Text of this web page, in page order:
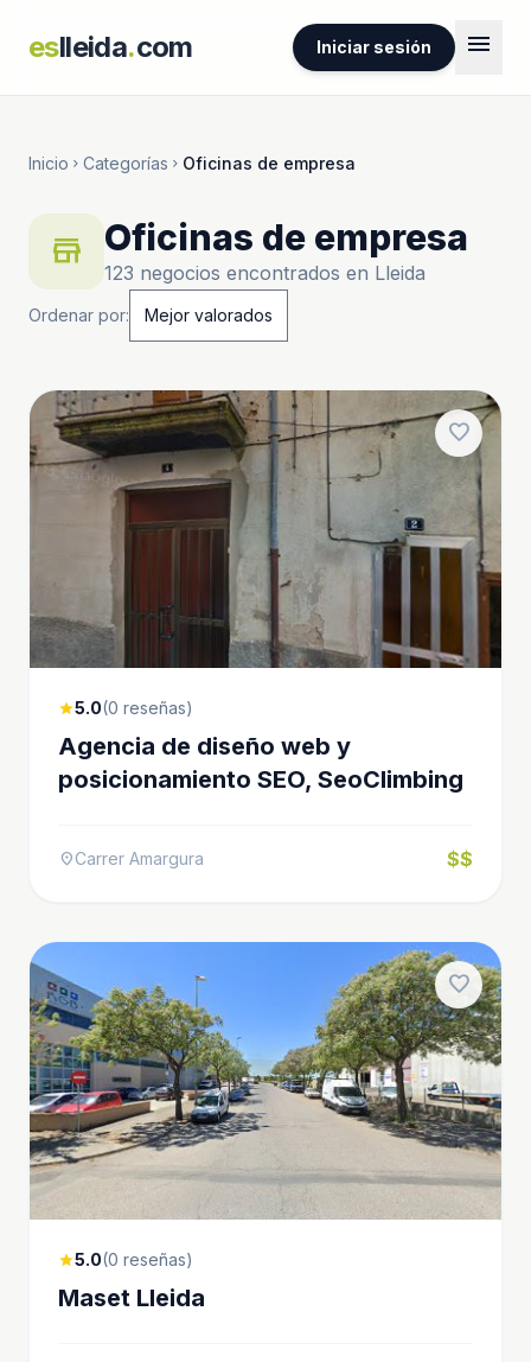
eslleida.com Iniciar sesión menu
Inicio chevron_right Categorías chevron_right Oficinas de empresa
store Oficinas de empresa
123 negocios encontrados en Lleida
Ordenar por:
favorite
star5.0(0 reseñas)
Agencia de diseño web y
posicionamiento SEO, SeoClimbing
location_onCarrer Amargura $$
favorite
star5.0(0 reseñas)
Maset Lleida